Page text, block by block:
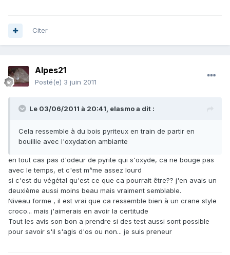
Citer
Alpes21
Posté(e) 3 juin 2011
Le 03/06/2011 à 20:41, elasmo a dit :
Cela ressemble à du bois pyriteux en train de partir en
bouillie avec l'oxydation ambiante
en tout cas pas d'odeur de pyrite qui s'oxyde, ca ne bouge pas
avec le temps, et c'est m^me assez lourd
si c'est du végétal qu'est ce que ca pourrait être?? j'en avais un
deuxième aussi moins beau mais vraiment semblable.
Niveau forme , il est vrai que ca ressemble bien à un crane style
croco... mais j'aimerais en avoir la certitude
Tout les avis son bon a prendre si des test aussi sont possible
pour savoir s'il s'agis d'os ou non... je suis preneur